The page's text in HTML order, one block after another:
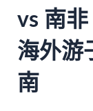
vs 南
海外游
南